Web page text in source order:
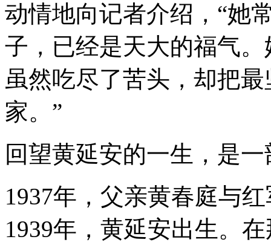
动情地向记者介绍，“她
子，已经是天大的福气
虽然吃尽了苦头，却把
家。”
回望黄延安的一生，是
1937年，父亲黄春庭与
1939年，黄延安出生。